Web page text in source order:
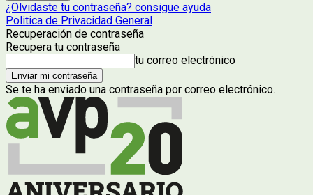
¿Olvidaste tu contraseña? consigue ayuda
Politica de Privacidad General
Recuperación de contraseña
Recupera tu contraseña
tu correo electrónico
Se te ha enviado una contraseña por correo electrónico.